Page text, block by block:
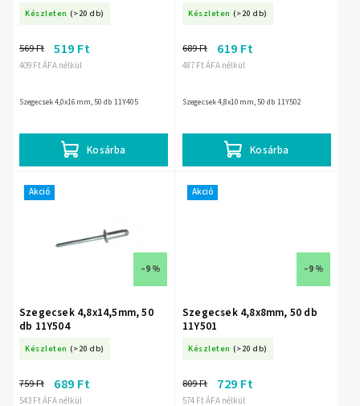
Készleten (>20 db)
409 Ft ÁFA nélkül
569 Ft 519 Ft
Kosárba
Szegecsek 4,0x16mm, 50 db 11Y405
Készleten (>20 db)
487 Ft ÁFA nélkül
689 Ft 619 Ft
Kosárba
Szegecsek 4,8x10mm, 50 db 11Y502
Akció
–9 %
Szegecsek 4,8x14,5mm, 50
db 11Y504
Készleten (>20 db)
543 Ft ÁFA nélkül
759 Ft 689 Ft
Akció
–9 %
Szegecsek 4,8x8mm, 50 db
11Y501
Készleten (>20 db)
574 Ft ÁFA nélkül
809 Ft 729 Ft